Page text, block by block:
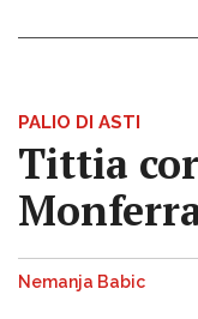
PALIO DI ASTI
Tittia
Nemanja Babic